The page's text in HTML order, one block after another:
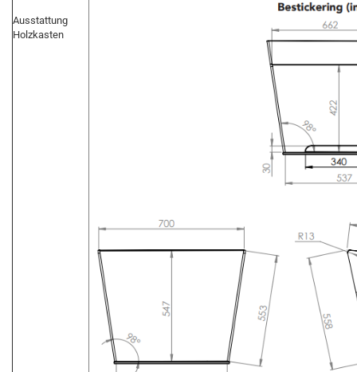
Ausstattung
Holzkasten